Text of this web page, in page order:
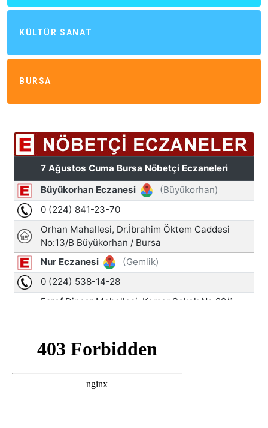
KÜLTÜR SANAT
BURSA